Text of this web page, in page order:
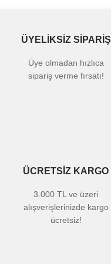
ÜYELİKSİZ SİPARİŞ
Üye olmadan hızlıca
sipariş verme fırsatı!
ÜCRETSİZ KARGO
3.000 TL ve üzeri
alışverişlerinizde kargo
ücretsiz!